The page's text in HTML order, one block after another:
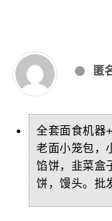
匿
全套面食机器
老面小笼包，
馅饼，韭菜盒
饼，馒头。